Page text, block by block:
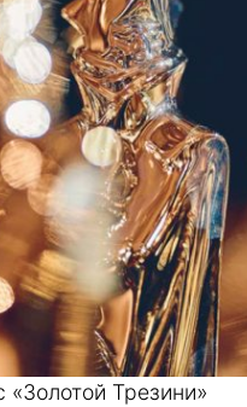
«Золотой Трезини»